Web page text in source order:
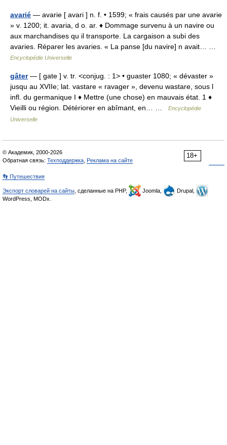
avarié — avarie [ avari ] n. f. • 1599; « frais causés par une avarie
» v. 1200; it. avaria, d o. ar. ♦ Dommage survenu à un navire ou
aux marchandises qu il transporte. La cargaison a subi des
avaries. Réparer les avaries. « La panse [du navire] n avait… …
Encyclopédie Universelle
gâter— [ gate ] v. tr. <conjug. : 1> • guaster 1080; « dévaster »
jusqu au XVIIe; lat. vastare « ravager », devenu wastare, sous l
infl. du germanique I ♦ Mettre (une chose) en mauvais état. 1 ♦
Vieilli ou région. Détériorer en abîmant, en… …
Encyclopédie
Universelle
18+
© Академик, 2000-2026
Обратная связь: Техподдержка Реклама на сайте
👣 Путешествия
Экспорт словарей на сайты , сделанные на PHP, Joomla,
Drupal,
WordPress, MODx.